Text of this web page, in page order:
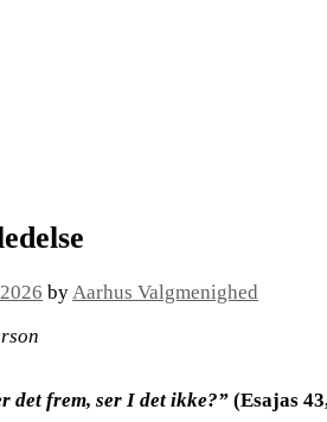
byAarhus Valgmenighed
det frem, ser I det ikke?” (Esajas